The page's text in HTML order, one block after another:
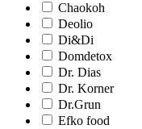
Chaokoh
Deolio
Di&Di
Domdetox
Dr. Dias
Dr. Korner
Dr.Grun
Efko food